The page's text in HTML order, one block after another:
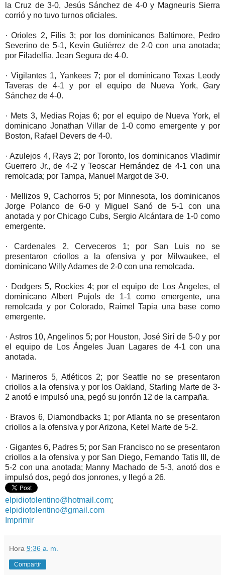
la Cruz de 3-0, Jesús Sánchez de 4-0 y Magneuris Sierra
corrió y no tuvo turnos oficiales.
· Orioles 2, Filis 3; por los dominicanos Baltimore, Pedro
Severino de 5-1, Kevin Gutiérrez de 2-0 con una anotada;
por Filadelfia, Jean Segura de 4-0.
· Vigilantes 1, Yankees 7; por el dominicano Texas Leody
Taveras de 4-1 y por el equipo de Nueva York, Gary
Sánchez de 4-0.
· Mets 3, Medias Rojas 6; por el equipo de Nueva York, el
dominicano Jonathan Villar de 1-0 como emergente y por
Boston, Rafael Devers de 4-0.
· Azulejos 4, Rays 2; por Toronto, los dominicanos Vladimir
Guerrero Jr., de 4-2 y Teoscar Hernández de 4-1 con una
remolcada; por Tampa, Manuel Margot de 3-0.
· Mellizos 9, Cachorros 5; por Minnesota, los dominicanos
Jorge Polanco de 6-0 y Miguel Sanó de 5-1 con una
anotada y por Chicago Cubs, Sergio Alcántara de 1-0 como
emergente.
· Cardenales 2, Cerveceros 1; por San Luis no se
presentaron criollos a la ofensiva y por Milwaukee, el
dominicano Willy Adames de 2-0 con una remolcada.
· Dodgers 5, Rockies 4; por el equipo de Los Ángeles, el
dominicano Albert Pujols de 1-1 como emergente, una
remolcada y por Colorado, Raimel Tapia una base como
emergente.
· Astros 10, Angelinos 5; por Houston, José Sirí de 5-0 y por
el equipo de Los Ángeles Juan Lagares de 4-1 con una
anotada.
· Marineros 5, Atléticos 2; por Seattle no se presentaron
criollos a la ofensiva y por los Oakland, Starling Marte de 3-
2 anotó e impulsó una, pegó su jonrón 12 de la campaña.
· Bravos 6, Diamondbacks 1; por Atlanta no se presentaron
criollos a la ofensiva y por Arizona, Ketel Marte de 5-2.
· Gigantes 6, Padres 5; por San Francisco no se presentaron
criollos a la ofensiva y por San Diego, Fernando Tatis III, de
5-2 con una anotada; Manny Machado de 5-3, anotó dos e
impulsó dos, pegó dos jonrones, y llegó a 26.
elpidiotolentino@hotmail.com;
elpidiotolentino@gmail.com
Imprimir
Hora 9:36 a. m.
Compartir